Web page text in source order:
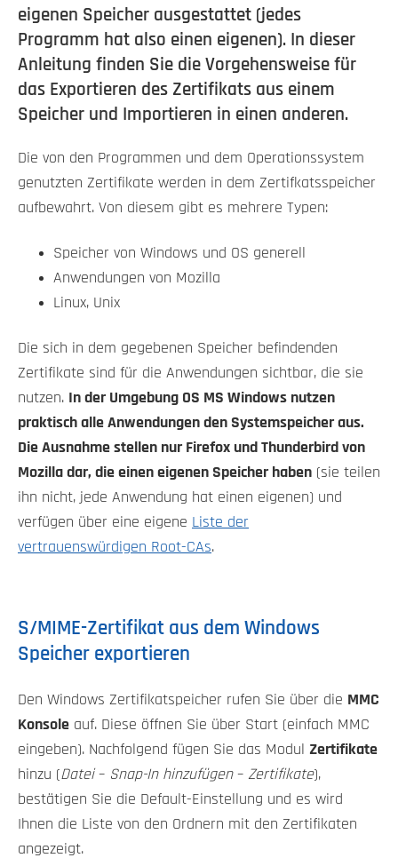
eigenen Speicher ausgestattet (jedes
Programm hat also einen eigenen). In dieser
Anleitung finden Sie die Vorgehensweise für
das Exportieren des Zertifikats aus einem
Speicher und Importieren in einen anderen.
Die von den Programmen und dem Operationssystem
genutzten Zertifikate werden in dem Zertifkatsspeicher
aufbewahrt. Von diesem gibt es mehrere Typen:
Speicher von Windows und OS generell
Anwendungen von Mozilla
Linux, Unix
Die sich in dem gegebenen Speicher befindenden
Zertifikate sind für die Anwendungen sichtbar, die sie
nutzen. In der Umgebung OS MS Windows nutzen
praktisch alle Anwendungen den Systemspeicher aus.
Die Ausnahme stellen nur Firefox und Thunderbird von
Mozilla dar, die einen eigenen Speicher haben (sie teilen
ihn nicht, jede Anwendung hat einen eigenen) und
verfügen über eine eigene Liste der
vertrauenswürdigen Root-CAs.
S/MIME-Zertifikat aus dem Windows
Speicher exportieren
Den Windows Zertifikatspeicher rufen Sie über die MMC
Konsole auf. Diese öffnen Sie über Start (einfach MMC
eingeben). Nachfolgend fügen Sie das Modul Zertifikate
hinzu (Datei– Snap-In hinzufügen– Zertifikate),
bestätigen Sie die Default-Einstellung und es wird
Ihnen die Liste von den Ordnern mit den Zertifikaten
angezeigt.